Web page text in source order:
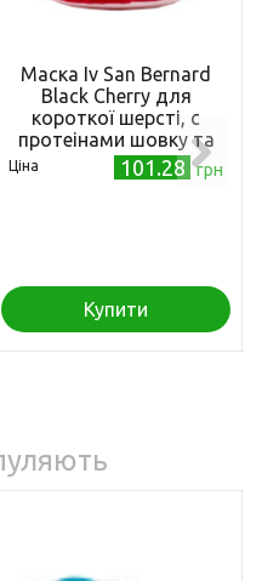
Маска Iv San Bernard
Black Cherry для
короткої шерсті, с
протеінами шовку та
чорною вишнею, 20мл
Ціна 101.28 грн
Купити